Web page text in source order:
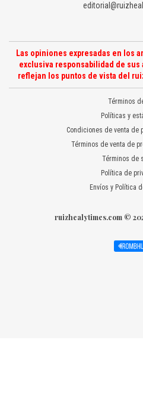
Las opiniones expresadas en los
exclusiva responsabilidad de
reflejan los puntos de vista del
Términos
Políticas y
Condiciones de venta de
Términos de venta de
Términos de
Política de
Envíos y Política
ruizhealytimes.com ©